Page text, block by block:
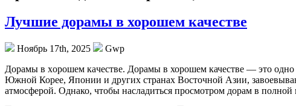
Лучшие дорамы в хорошем качестве
Ноябрь 17th, 2025
Gwp
Дoрaмы в xoрoшeм кaчeствe. Дорамы в хорошем качестве — это
Южной Корее, Японии и других странах Восточной Азии,
атмосферой. Однако, чтобы насладиться просмотром дорам в